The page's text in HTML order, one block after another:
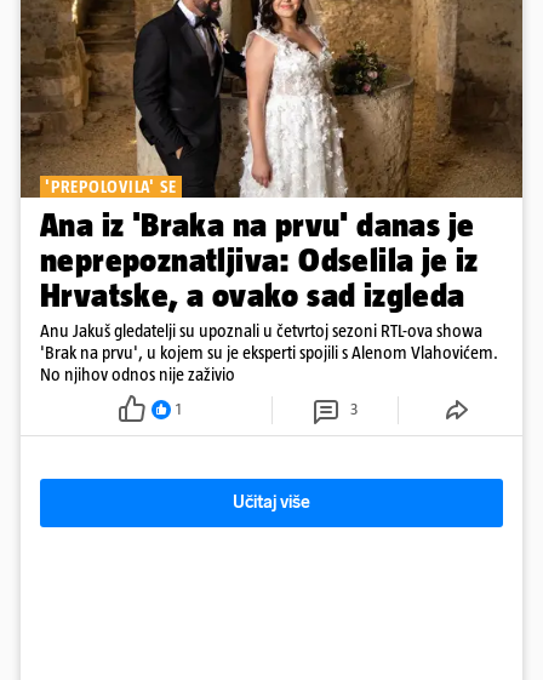
'PREPOLOVILA' SE
Ana iz 'Braka na prvu' danas je
neprepoznatljiva: Odselila je iz
Hrvatske, a ovako sad izgleda
Anu Jakuš gledatelji su upoznali u četvrtoj sezoni RTL-ova showa
'Brak na prvu', u kojem su je eksperti spojili s Alenom Vlahovićem.
No njihov odnos nije zaživio
1 3
Učitaj više